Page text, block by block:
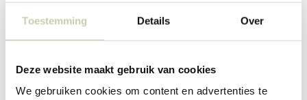
Toestemming Details Over
Deze website maakt gebruik van cookies
We gebruiken cookies om content en advertenties te